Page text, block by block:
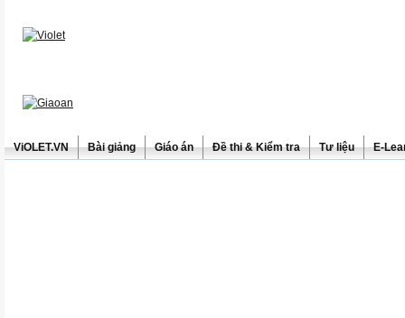
ViOLET.VN Bài giảng Giáo án Đề thi & Kiểm tra Tư liệu E-